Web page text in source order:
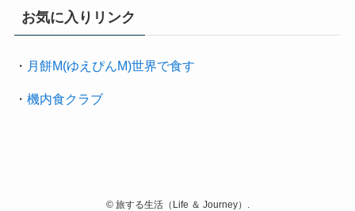
イ
ブ
お気に入りリンク
・ 月餅M(ゆえぴんM)世界で食す
・ 機内食クラブ
©旅する生活（Life ＆ Journey）.